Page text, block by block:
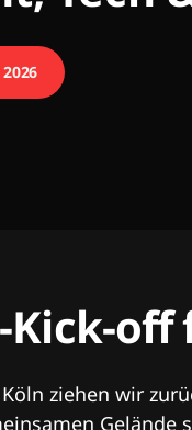
Kick-
ziehen wir
Gelände